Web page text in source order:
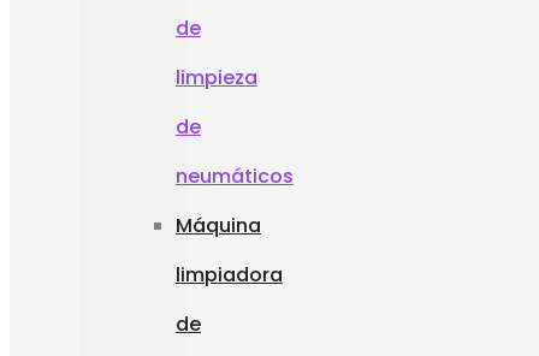
de
limpieza
de
neumáticos
Máquina
limpiadora
de